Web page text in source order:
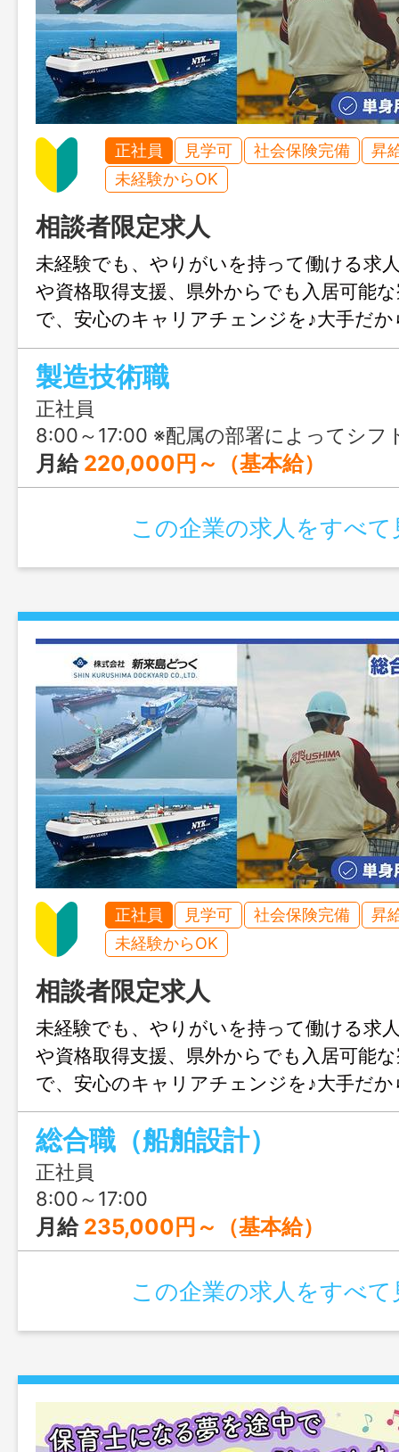
正社員 見学可 社会保険完備
昇
未経験からOK
相談者限定求人
未経験でも、やりがいを持って働ける求
や資格取得支援、県外からでも入居可能
で、安心のキャリアチェンジを♪大手だ
た処遇で、地域に密着した働き方をして
製造技術職
正社員
8:00～17:00 ※配属の部署によってシフト
月給 220,000円～（基本給）
この企業の求人をすべて
正社員 見学可 社会保険完備
昇
未経験からOK
相談者限定求人
未経験でも、やりがいを持って働ける求
や資格取得支援、県外からでも入居可能
で、安心のキャリアチェンジを♪大手だ
た処遇で、地域に密着した働き方をして
総合職（船舶設計）
正社員
8:00～17:00
月給 235,000円～（基本給）
この企業の求人をすべて